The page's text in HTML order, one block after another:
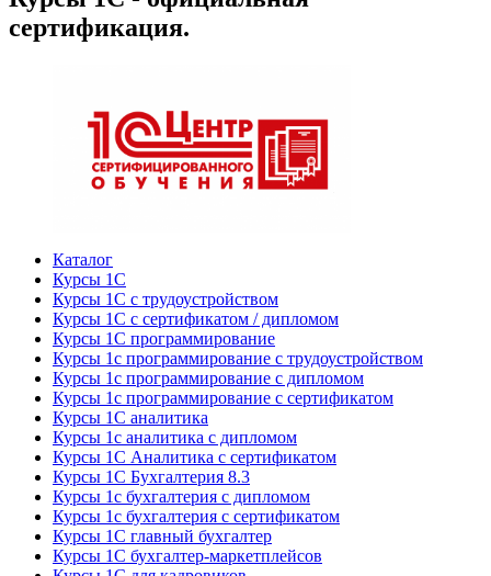
сертификация.
Каталог
Курсы 1С
Курсы 1С с трудоустройством
Курсы 1С с сертификатом / дипломом
Курсы 1С программирование
Курсы 1с программирование с трудоустройством
Курсы 1с программирование с дипломом
Курсы 1с программирование с сертификатом
Курсы 1С аналитика
Курсы 1с аналитика с дипломом
Курсы 1С Аналитика с сертификатом
Курсы 1С Бухгалтерия 8.3
Курсы 1с бухгалтерия с дипломом
Курсы 1с бухгалтерия с сертификатом
Курсы 1С главный бухгалтер
Курсы 1С бухгалтер-маркетплейсов